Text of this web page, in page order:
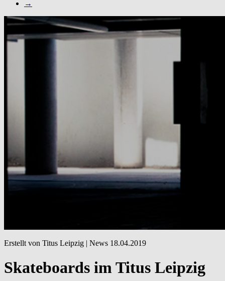
→
Erstellt von Titus Leipzig | News 18.04.2019
Skateboards im Titus Leipzig